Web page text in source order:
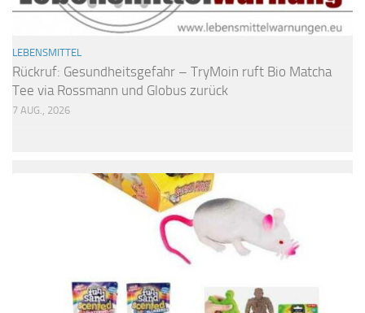
LEBENSMITTEL
Rückruf: Gesundheitsgefahr – TryMoin ruft Bio Matcha
Tee via Rossmann und Globus zurück
7 AUG., 2026